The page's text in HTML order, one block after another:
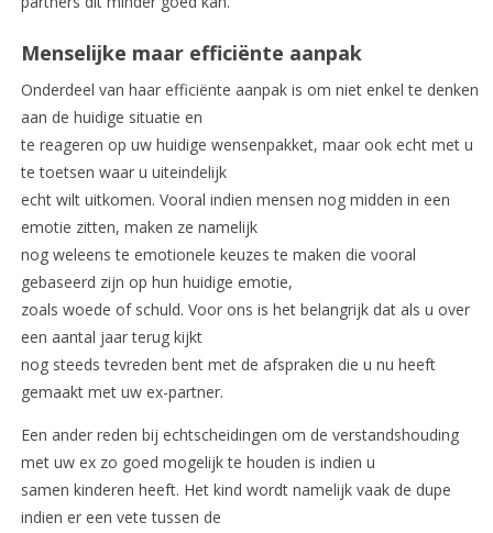
Menselijke maar efficiënte aanpak
Onderdeel van haar efficiënte aanpak is om niet enkel te denken
aan de huidige situatie en
te reageren op uw huidige wensenpakket, maar ook echt met u
te toetsen waar u uiteindelijk
echt wilt uitkomen. Vooral indien mensen nog midden in een
emotie zitten, maken ze namelijk
nog weleens te emotionele keuzes te maken die vooral
gebaseerd zijn op hun huidige emotie,
zoals woede of schuld. Voor ons is het belangrijk dat als u over
een aantal jaar terug kijkt
nog steeds tevreden bent met de afspraken die u nu heeft
gemaakt met uw ex-partner.
Een ander reden bij echtscheidingen om de verstandshouding
met uw ex zo goed mogelijk te houden is indien u
samen kinderen heeft. Het kind wordt namelijk vaak de dupe
indien er een vete tussen de